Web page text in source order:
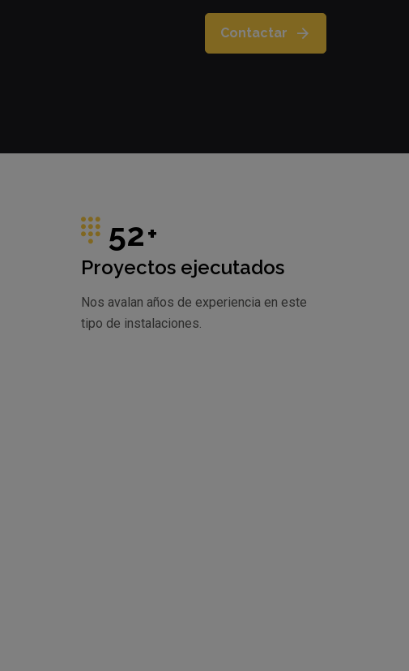
Contactar
52+
Proyectos ejecutados
Nos avalan años de experiencia en este
tipo de instalaciones.